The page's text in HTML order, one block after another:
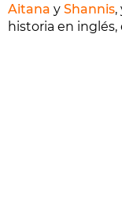
Aitana y Shannis,
historia en